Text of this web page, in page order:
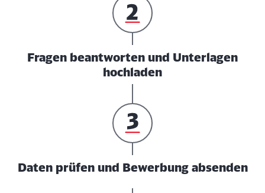
Fragen beantworten und Unterlagen
hochladen
Daten prüfen und Bewerbung absenden